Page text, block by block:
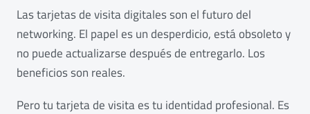
Las tarjetas de visita digitales son el futuro del
networking. El papel es un desperdicio, está obsoleto y
no puede actualizarse después de entregarlo. Los
beneficios son reales.
Pero tu tarjeta de visita es tu identidad profesional. Es